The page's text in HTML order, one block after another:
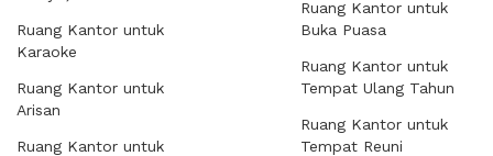
Ruang Kantor untuk
Karaoke
Ruang Kantor untuk
Arisan
Ruang Kantor untuk
Ruang Kantor untuk
Buka Puasa
Ruang Kantor untuk
Tempat Ulang Tahun
Ruang Kantor untuk
Tempat Reuni